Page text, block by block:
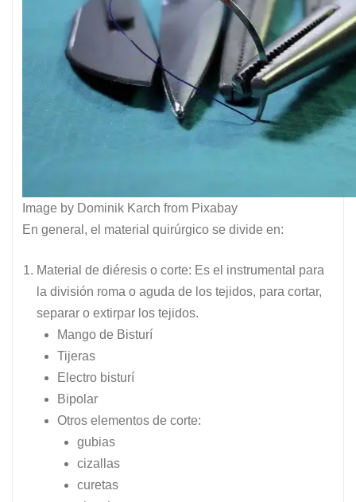
Image by Dominik Karch from Pixabay
En general, el material quirúrgico se divide en:
Material de diéresis o corte: Es el instrumental para
la división roma o aguda de los tejidos, para cortar,
separar o extirpar los tejidos.
Mango de Bisturí
Tijeras
Electro bisturí
Bipolar
Otros elementos de corte:
gubias
cizallas
curetas